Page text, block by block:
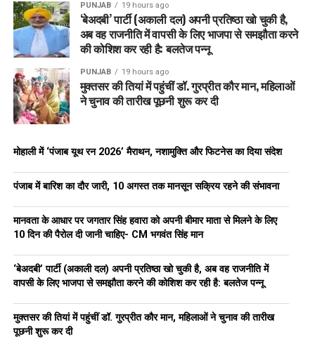
PUNJAB 19 hours ago
‘बेअदबी’ पार्टी (अकाली दल) अपनी प्रतिष्ठा खो चुकी है,
अब वह राजनीति में वापसी के लिए भाजपा से समझौता करने
की कोशिश कर रही है: बलतेज पन्नू
PUNJAB 19 hours ago
मुक्तसर की तियां में पहुंचीं डॉ. गुरप्रीत कौर मान, महिलाओं
ने चुनाव की तारीख पूछनी शुरू कर दी
मोहाली में ‘पंजाब यूथ रन 2026’ मैराथन, नशामुक्ति और फिटनेस का दिया संदेश
पंजाब में बारिश का दौर जारी, 10 अगस्त तक मानसून सक्रिय रहने की संभावना
मानवता के आधार पर जगतार सिंह हवारा को अपनी बीमार माता से मिलने के लिए
10 दिन की पैरोल दी जानी चाहिए- CM भगवंत सिंह मान
‘बेअदबी’ पार्टी (अकाली दल) अपनी प्रतिष्ठा खो चुकी है, अब वह राजनीति में
वापसी के लिए भाजपा से समझौता करने की कोशिश कर रही है: बलतेज पन्नू
मुक्तसर की तियां में पहुंचीं डॉ. गुरप्रीत कौर मान, महिलाओं ने चुनाव की तारीख
पूछनी शुरू कर दी